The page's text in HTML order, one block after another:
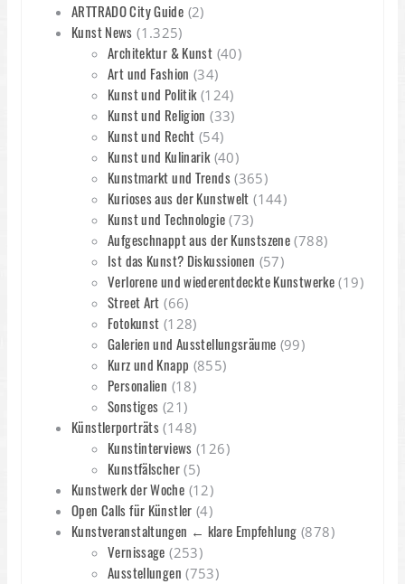
ARTTRADO City Guide (2)
Kunst News (1.325)
Architektur & Kunst (40)
Art und Fashion (34)
Kunst und Politik(124)
Kunst und Religion (33)
Kunst und Recht (54)
Kunst und Kulinarik(40)
Kunstmarkt und Trends(365)
Kurioses aus der Kunstwelt (144)
Kunst und Technologie(73)
Aufgeschnappt aus der Kunstszene (788)
Ist das Kunst? Diskussionen (57)
Verlorene und wiederentdeckte Kunstwerke (19)
Street Art (66)
Fotokunst (128)
Galerien und Ausstellungsräume (99)
Kurz und Knapp (855)
Personalien (18)
Sonstiges (21)
Künstlerporträts (148)
Kunstinterviews (126)
Kunstfälscher(5)
Kunstwerk der Woche (12)
Open Calls für Künstler (4)
Kunstveranstaltungen ← klare Empfehlung (878)
Vernissage (253)
Ausstellungen (753)